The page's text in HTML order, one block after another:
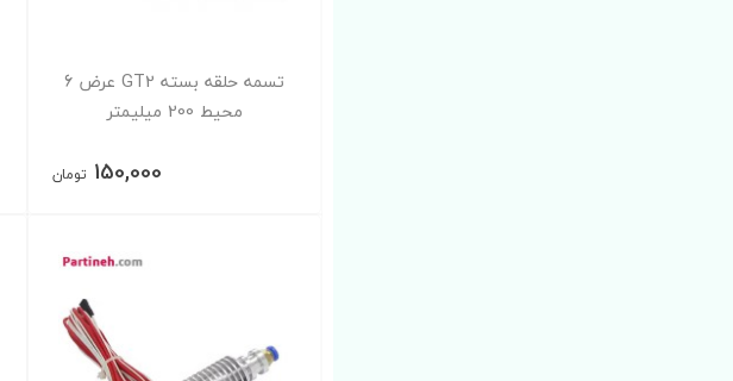
تسمه حلقه بسته GT2 عرض 6
محیط 200 میلیمتر
150,000 تومان